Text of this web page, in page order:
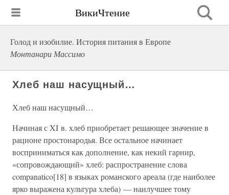
ВикиЧтение
Голод и изобилие. История питания в Европе
Монтанари Массимо
Хлеб наш насущный…
Хлеб наш насущный…
Начиная с XI в. хлеб приобретает решающее значение в
рационе простонародья. Все остальное начинает
восприниматься как дополнение, как некий гарнир,
«сопровождающий» хлеб: распространение слова
companatico[18] в языках романского ареала (где наиболее
ярко выражена культура хлеба) — наилучшее тому